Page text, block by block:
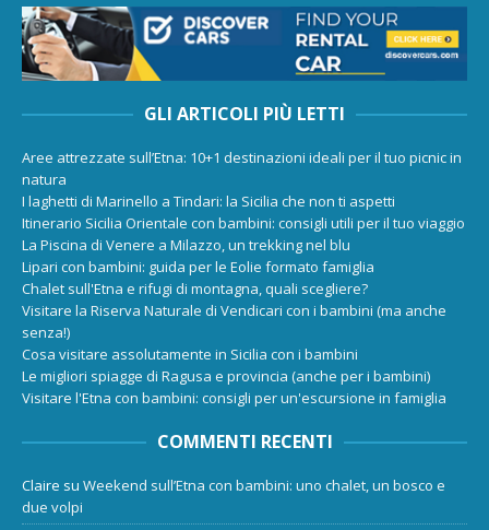
GLI ARTICOLI PIÙ LETTI
Aree attrezzate sull’Etna: 10+1 destinazioni ideali per il tuo picnic in
natura
I laghetti di Marinello a Tindari: la Sicilia che non ti aspetti
Itinerario Sicilia Orientale con bambini: consigli utili per il tuo viaggio
La Piscina di Venere a Milazzo, un trekking nel blu
Lipari con bambini: guida per le Eolie formato famiglia
Chalet sull'Etna e rifugi di montagna, quali scegliere?
Visitare la Riserva Naturale di Vendicari con i bambini (ma anche
senza!)
Cosa visitare assolutamente in Sicilia con i bambini
Le migliori spiagge di Ragusa e provincia (anche per i bambini)
Visitare l'Etna con bambini: consigli per un'escursione in famiglia
COMMENTI RECENTI
Claire su Weekend sull’Etna con bambini: uno chalet, un bosco e
due volpi